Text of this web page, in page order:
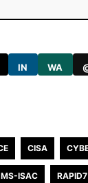
IN WA
CISA
MS-ISAC RAPID7